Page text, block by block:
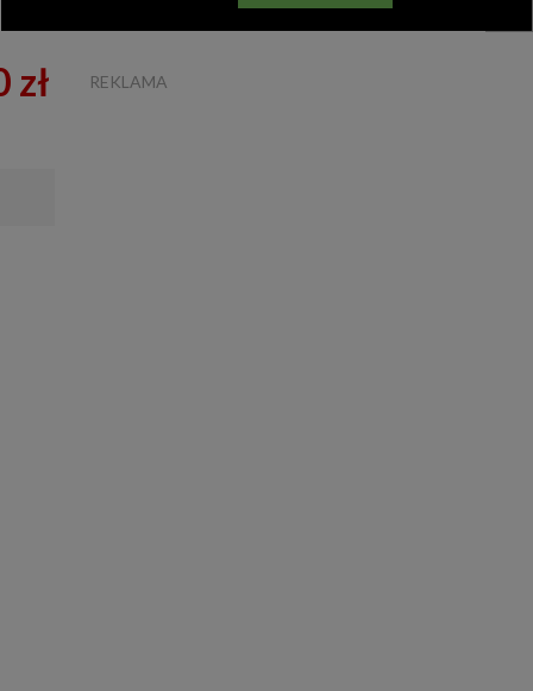
zł REKLAMA